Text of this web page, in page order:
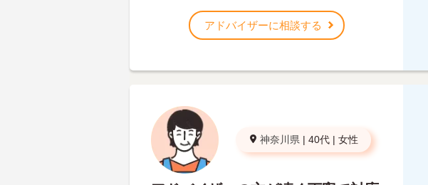
アドバイザーに相談する
神奈川県 | 40代 | 女性